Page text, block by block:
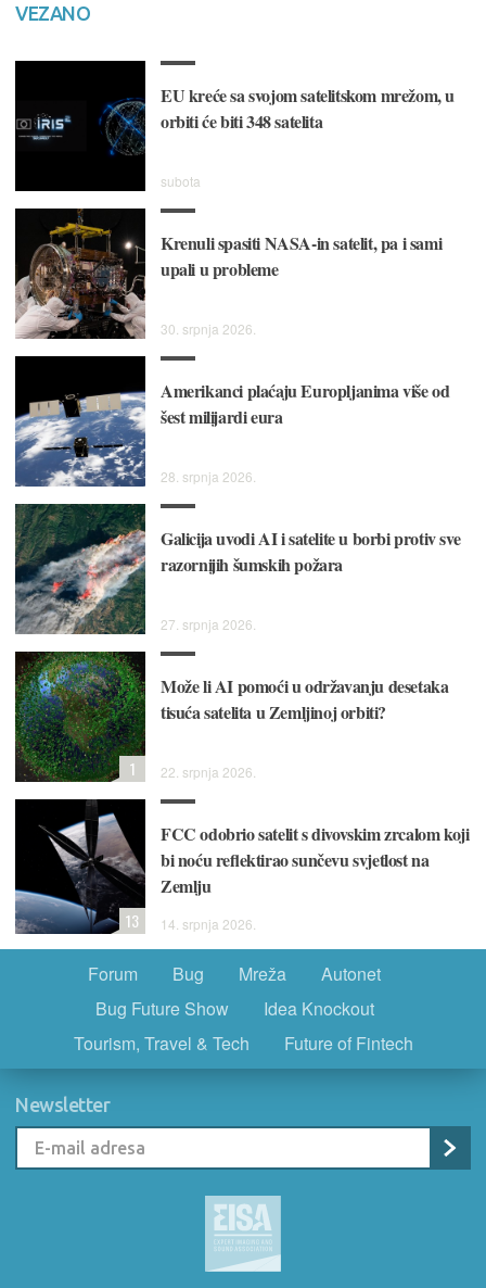
VEZANO
EU kreće sa svojom satelitskom mrežom, u
orbiti će biti 348 satelita
subota
Krenuli spasiti NASA-in satelit, pa i sami
upali u probleme
30. srpnja 2026.
Amerikanci plaćaju Europljanima više od
šest milijardi eura
28. srpnja 2026.
Galicija uvodi AI i satelite u borbi protiv sve
razornijih šumskih požara
27. srpnja 2026.
Može li AI pomoći u održavanju desetaka
tisuća satelita u Zemljinoj orbiti?
22. srpnja 2026.
1
FCC odobrio satelit s divovskim zrcalom koji
bi noću reflektirao sunčevu svjetlost na
Zemlju
14. srpnja 2026.
13
Forum Bug Mreža
Autonet
Bug Future Show
Idea Knockout
Tourism, Travel & Tech
Future of Fintech
Newsletter